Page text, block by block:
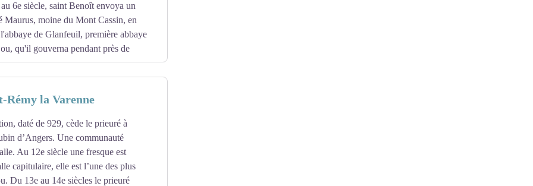
6e siècle, saint Benoît envoya un
Maurus, moine du Mont Cassin, en
de Glanfeuil, première abbaye
qu'il gouverna pendant près de
vers le milieu du 9e siècle, rétablie
été, suivant l'usage de ces temps,
complétée d'un logis abbatial au X18e
au milieu du 20e siècle.
; elle est un centre
pas le droit de construire d'ateliers,
et-Loire. Aujourd’hui c’est un centre
Rémy la Varenne
daté de 929, cède le prieuré à
d’Angers. Une communauté
Au 12e siècle une fresque est
capitulaire, elle est l’une des plus
Du 13e au 14e siècles le prieuré